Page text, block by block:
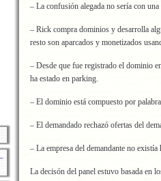
– La confusión alegada no sería con
– Rick compra dominios y desarrolla
resto son aparcados y monetizados
– Desde que fue registrado el dominio
ha estado en parking.
– El dominio está compuesto por
– El demandado rechazó ofertas del
– La empresa del demandante no
La decisón del panel estuvo basada en